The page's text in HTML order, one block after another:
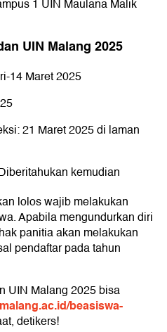
1 UIN Maulana Malik
UIN Malang 2025
14 Maret 2025
21 Maret 2025 di laman
kemudian
lolos wajib melakukan
Apabila mengundurkan diri
panitia akan melakukan
pendaftar pada tahun
UIN Malang 2025 bisa
beasiswa-
detikers!